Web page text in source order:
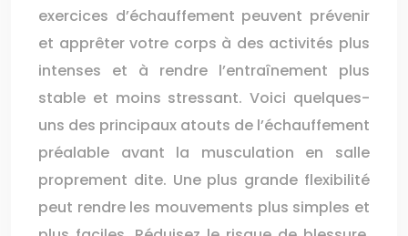
exercices d’échauffement peuvent prévenir
et apprêter votre corps à des activités plus
intenses et à rendre l’entraînement plus
stable et moins stressant. Voici quelques-
uns des principaux atouts de l’échauffement
préalable avant la musculation en salle
proprement dite. Une plus grande flexibilité
peut rendre les mouvements plus simples et